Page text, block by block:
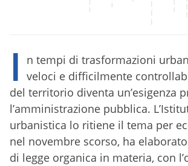
I
n tempi di trasformazioni
veloci e difficilmente
del territorio diventa un’esigenza
l’amministrazione pubblica.
urbanistica lo ritiene il tema per
nel novembre scorso, ha
di legge organica in materia, con